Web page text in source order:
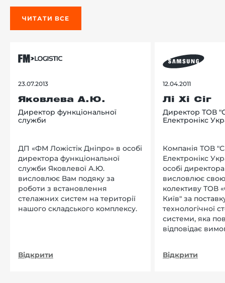
ЧИТАТИ ВСЕ
23.07.2013
Яковлева А.Ю.
Директор функціональної
служби
ДП «ФМ Ложістік Дніпро» в особі
директора функціональної
служби Яковлевої А.Ю.
висловлює Вам подяку за
роботи з встановлення
стелажних систем на території
нашого складського комплексу.
Відкрити
12.04.2011
Лі Хі Сіг
Директор ТОВ
Електронікс
Компанія ТОВ
Електронікс
особі
висловлює
колективу ТОВ
Київ" за
технологічної
системи, яка
відповідає
Відкрити